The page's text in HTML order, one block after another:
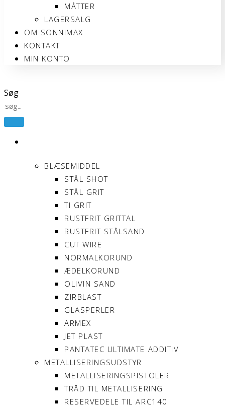
MÅTTER
LAGERSALG
OM SONNIMAX
KONTAKT
MIN KONTO
Søg
BLÆSEMIDDEL
STÅL SHOT
STÅL GRIT
TI GRIT
RUSTFRIT GRITTAL
RUSTFRIT STÅLSAND
CUT WIRE
NORMALKORUND
ÆDELKORUND
OLIVIN SAND
ZIRBLAST
GLASPERLER
ARMEX
JET PLAST
PANTATEC ULTIMATE ADDITIV
METALLISERINGSUDSTYR
METALLISERINGSPISTOLER
TRÅD TIL METALLISERING
RESERVEDELE TIL ARC140